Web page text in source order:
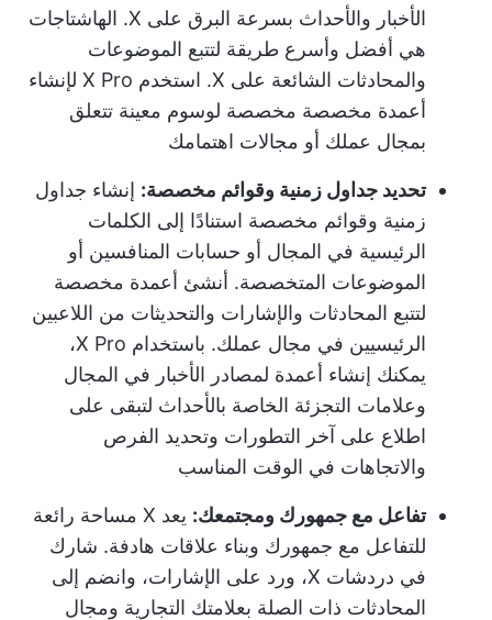
الأخبار والأحداث بسرعة البرق على X. الهاشتاجات
هي أفضل وأسرع طريقة لتتبع الموضوعات
والمحادثات الشائعة على X. استخدم X Pro لإنشاء
أعمدة مخصصة مخصصة لوسوم معينة تتعلق
بمجال عملك أو مجالات اهتمامك
تحديد جداول زمنية وقوائم مخصصة: إنشاء جداول
زمنية وقوائم مخصصة استنادًا إلى الكلمات
الرئيسية في المجال أو حسابات المنافسين أو
الموضوعات المتخصصة. أنشئ أعمدة مخصصة
لتتبع المحادثات والإشارات والتحديثات من اللاعبين
الرئيسيين في مجال عملك. باستخدام X Pro،
يمكنك إنشاء أعمدة لمصادر الأخبار في المجال
وعلامات التجزئة الخاصة بالأحداث لتبقى على
اطلاع على آخر التطورات وتحديد الفرص
والاتجاهات في الوقت المناسب
تفاعل مع جمهورك ومجتمعك:
يعد X مساحة رائعة
للتفاعل مع جمهورك وبناء علاقات هادفة. شارك
في دردشات X، ورد على الإشارات، وانضم إلى
المحادثات ذات الصلة بعلامتك التجارية ومجال